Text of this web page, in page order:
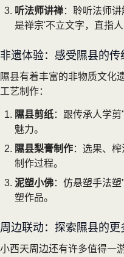
听法师讲禅：聆听法师
是禅宗'不立文字，直指人
非遗体验：感受隰县的传
隰县有着丰富的非物质文化
工艺制作：
隰县剪纸：跟传承人学
魅力。
隰县梨膏制作：选果、
制作过程。
泥塑小佛：仿悬塑手法
塑作品。
周边联动：探索隰县的更
小西天周边还有许多值得一